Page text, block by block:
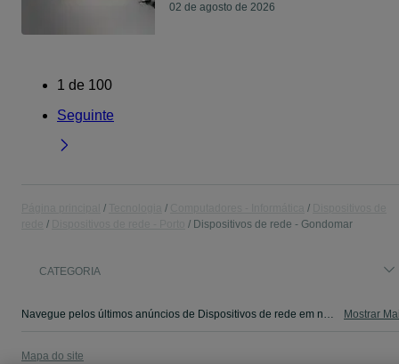
02 de agosto de 2026
1 de 100
Seguinte
Dispositivos de rede - Gondomar
CATEGORIA
Navegue pelos últimos anúncios de Dispositivos de rede em no OLX Portugal. Compre e venda produtos locais com facilidade e segurança. Mostrar
Mapa do site